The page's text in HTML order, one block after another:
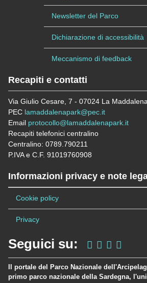
Newsletter del Parco
Dichiarazione di accessibilità
Meccanismo di feedback
Recapiti e contatti
Via Giulio Cesare, 7 - 07024 La
PEC lamaddalenapark@pec.it
Email protocollo@lamaddalenapark.it
Recapiti telefonici centralino
Centralino: 0789.790211
P.IVA e C.F. 91019760908
Informazioni privacy e note
Cookie policy
Privacy
Seguici su:
Il portale del Parco Nazionale
primo parco nazionale della Sardegna,